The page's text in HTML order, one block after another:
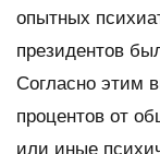
опытных
президентов
Согласно этим
процентов от
или иные